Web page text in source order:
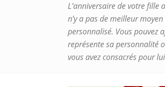
L’anniversaire de votre fille
n’y a pas de meilleur
personnalisé. Vous pouvez
représente sa personnalité
vous avez consacrés pour